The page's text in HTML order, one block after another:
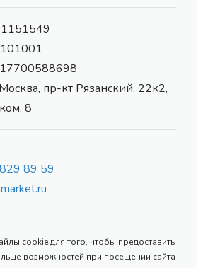
пр-кт Рязанский, 22к2,
8
89 59
cookie для того, чтобы предоставить
возможностей при посещении сайта